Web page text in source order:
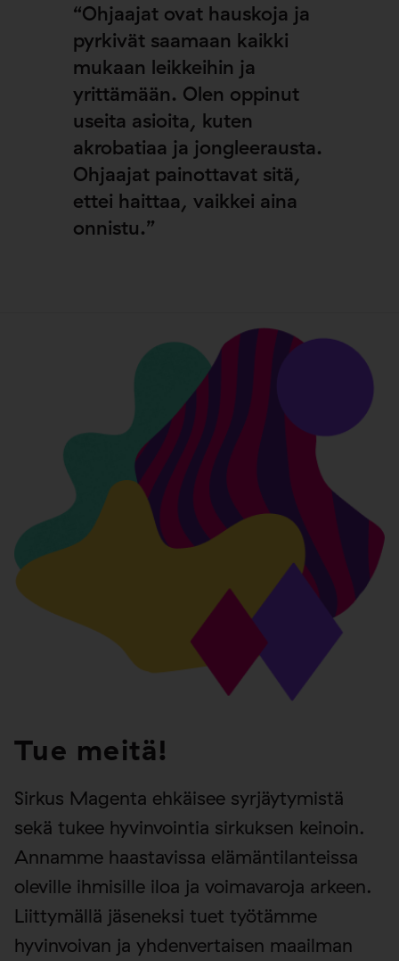
“Ohjaajat ovat hauskoja ja
pyrkivät saamaan kaikki
mukaan leikkeihin ja
yrittämään. Olen oppinut
useita asioita, kuten
akrobatiaa ja jongleerausta.
Ohjaajat painottavat sitä,
ettei haittaa, vaikkei aina
onnistu.”
Tue meitä!
Sirkus Magenta ehkäisee syrjäytymistä
sekä tukee hyvinvointia sirkuksen keinoin.
Annamme haastavissa elämäntilanteissa
oleville ihmisille iloa ja voimavaroja arkeen.
Liittymällä jäseneksi tuet työtämme
hyvinvoivan ja yhdenvertaisen maailman